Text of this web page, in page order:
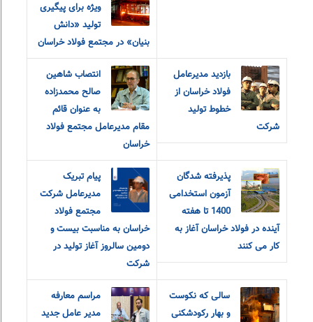
ویژه برای پیگیری
تولید «دانش
بنیان» در مجتمع فولاد خراسان
بازدید مدیرعامل
فولاد خراسان از
خطوط تولید
شرکت
انتصاب شاهین
صالح محمدزاده
به عنوان قائم
مقام مدیرعامل مجتمع فولاد
خراسان
پذیرفته شدگان
آزمون استخدامی
1400 تا هفته
آینده در فولاد خراسان آغاز به
کار می کنند
پیام تبریک
مدیرعامل شرکت
مجتمع فولاد
خراسان به مناسبت بیست و
دومین سالروز آغاز تولید در
شرکت
سالی که نکوست
و بهار رکودشکنی
مراسم معارفه
مدیر عامل جدید